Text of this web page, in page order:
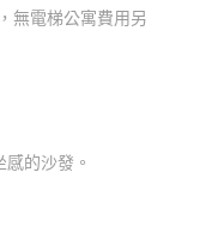
無電梯公寓費用另
的沙發。